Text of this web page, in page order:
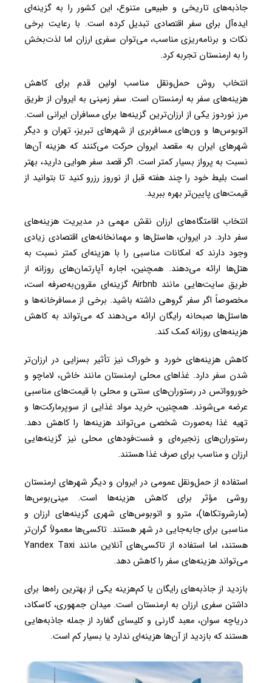
جاذبه‌های تاریخی و طبیعی متنوع، این کشور را به گزینه‌ای
ایده‌آل برای سفر اقتصادی تبدیل کرده است. با رعایت برخی
نکات و برنامه‌ریزی مناسب، می‌توان سفری ارزان اما لذت‌بخش
را به ارمنستان تجربه کرد.
انتخاب روش حمل‌ونقل مناسب اولین قدم برای کاهش
هزینه‌های سفر به ارمنستان است. سفر زمینی به ایروان از طریق
مرز نوردوز یکی از ارزان‌ترین گزینه‌ها برای مسافران ایرانی است.
اتوبوس‌ها و ون‌های مسافربری از شهرهای تبریز، تهران و دیگر
شهرهای ایران به مقصد ایروان حرکت می‌کنند که هزینه آن‌ها
نسبت به پرواز بسیار کمتر است. اگر قصد سفر هوایی دارید، بهتر
است بلیط خود را چند هفته قبل از نوروز رزرو کنید تا بتوانید از
قیمت‌های پایین‌تر بهره ببرید.
انتخاب اقامتگاه‌های ارزان نقش مهمی در مدیریت هزینه‌های
سفر دارد. در ایروان، هاستل‌ها و مهمانخانه‌های اقتصادی زیادی
وجود دارند که امکانات مناسبی را با هزینه‌ای کمتر نسبت به
هتل‌ها ارائه می‌دهند. همچنین، اجاره آپارتمان‌های روزانه از
طریق سایت‌هایی مانند Airbnb گزینه‌ای مقرون‌به‌صرفه است،
مخصوصاً اگر سفر گروهی داشته باشید. برخی از مسافرخانه‌ها و
هاستل‌ها صبحانه رایگان ارائه می‌دهند که می‌تواند به کاهش
هزینه‌های روزانه کمک کند.
کاهش هزینه‌های خورد و خوراک نیز تأثیر بسزایی در ارزان‌تر
شدن سفر دارد. غذاهای محلی ارمنستان مانند خاش، لاماچو و
خوروواتس در رستوران‌های سنتی و محلی با قیمت‌های مناسبی
عرضه می‌شوند. همچنین، خرید مواد غذایی از سوپرمارکت‌ها و
تهیه غذا به‌صورت شخصی می‌تواند هزینه‌ها را کاهش دهد.
رستوران‌های زنجیره‌ای و فست‌فودهای محلی نیز گزینه‌هایی
ارزان و مناسب برای صرف غذا هستند.
استفاده از حمل‌ونقل عمومی در ایروان و دیگر شهرهای ارمنستان
روشی مؤثر برای کاهش هزینه‌ها است. مینی‌بوس‌ها
(مارشروتکاها)، مترو و اتوبوس‌های شهری گزینه‌های ارزان و
مناسبی برای جابه‌جایی در شهر هستند. تاکسی‌ها معمولاً گران‌تر
هستند، اما استفاده از تاکسی‌های آنلاین مانند Yandex Taxi
می‌تواند هزینه‌های سفر را کاهش دهد.
بازدید از جاذبه‌های رایگان یا کم‌هزینه یکی از بهترین راه‌ها برای
داشتن سفری ارزان به ارمنستان است. میدان جمهوری، کاسکاد،
دریاچه سوان، معبد گارنی و کلیسای گغارد از جمله جاذبه‌هایی
هستند که بازدید از آن‌ها هزینه‌ای ندارد یا بسیار کم است.